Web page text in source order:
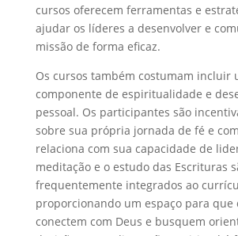
cursos oferecem ferramentas e
ajudar os líderes a desenvolver e
missão de forma eficaz.
Os cursos também costumam incluir
componente de espiritualidade e
pessoal. Os participantes são
sobre sua própria jornada de fé e
relaciona com sua capacidade de
meditação e o estudo das Escrituras
frequentemente integrados ao
proporcionando um espaço para que
conectem com Deus e busquem